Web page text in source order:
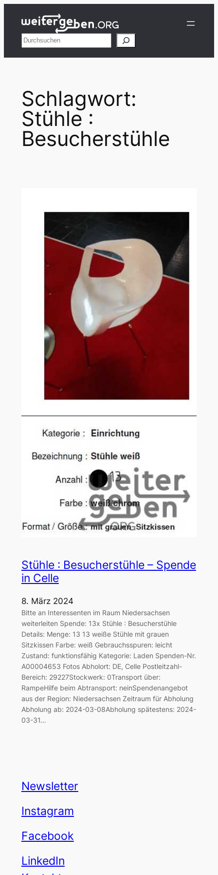
Inhalt
springenSuchen
Schlagwort:
Stühle :
Besucherstühle
Stühle : Besucherstühle – Spende
in Celle
8. März 2024
Bitte an Interessenten im Raum Niedersachsen
weiterleiten Spende: 13x Stühle : Besucherstühle
Details: Menge: 13 13 weiße Stühle mit grauen
Sitzkissen Farbe: weiß Gebrauchsspuren: leicht
Zustand: funktionsfähig Kategorie: Laden Spenden-Nr.
A00004653 Fotos Abholort: DE, Celle Postleitzahl-
Bereich: 29227Stockwerk: 0Transport über:
RampeHilfe beim Abtransport: neinSpendenangebot
aus der Region: Niedersachsen Zeitraum für Abholung
Abholung ab: 2024-03-08Abholung spätestens: 2024-
03-31…
Newsletter
Instagram
Facebook
LinkedIn